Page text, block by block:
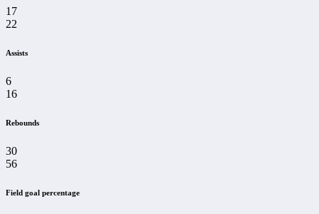
17
22
Assists
6
16
Rebounds
30
56
Field goal percentage